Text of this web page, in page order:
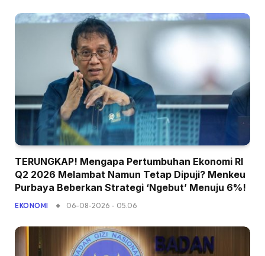
TERUNGKAP! Mengapa Pertumbuhan Ekonomi RI
Q2 2026 Melambat Namun Tetap Dipuji? Menkeu
Purbaya Beberkan Strategi ‘Ngebut’ Menuju 6%!
EKONOMI 06-08-2026 - 05.06